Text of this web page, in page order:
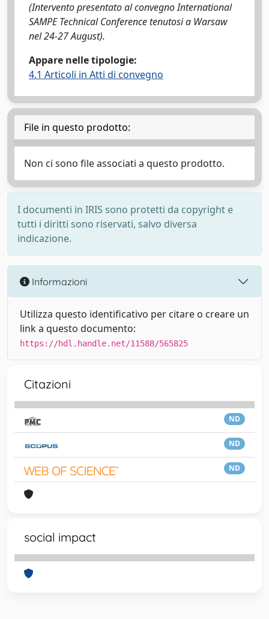
(Intervento presentato al convegno International
SAMPE Technical Conference tenutosi a Warsaw
nel 24-27 August).
Appare nelle tipologie:
4.1 Articoli in Atti di convegno
File in questo prodotto:
Non ci sono file associati a questo prodotto.
I documenti in IRIS sono protetti da copyright e
tutti i diritti sono riservati, salvo diversa
indicazione.
Informazioni
Utilizza questo identificativo per citare o creare un
link a questo documento:
https://hdl.handle.net/11588/565825
Citazioni
ND
ND
ND
social impact